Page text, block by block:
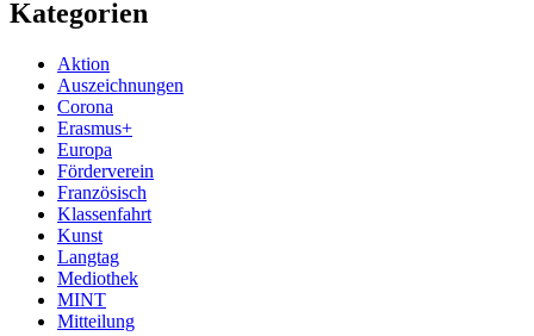
Kategorien
Aktion
Auszeichnungen
Corona
Erasmus+
Europa
Förderverein
Französisch
Klassenfahrt
Kunst
Langtag
Mediothek
MINT
Mitteilung